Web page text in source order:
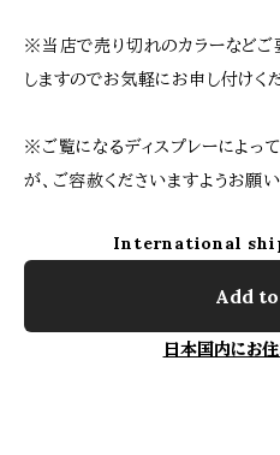
※当店で売り切れのカラーなど
しますのでお気軽にお申し付けく
※ご覧になるディスプレーによっ
が、ご容赦くださいますようお願い
International
Add
日本国内にお